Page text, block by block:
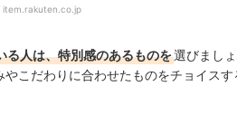
item.rakuten.co.jp
る人は、特別感のあるものを選びまし
こだわりに合わせたものをチョイス